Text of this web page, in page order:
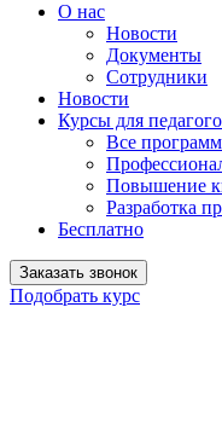
О нас
Новости
Документы
Сотрудники
Новости
Курсы для
Все
Повышение
Разработка
Бесплатно
Заказать звонок
Подобрать курс